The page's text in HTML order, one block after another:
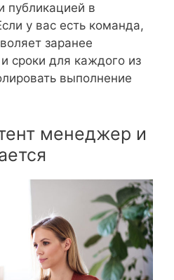
публикацией в
у вас есть команда,
заранее
сроки для каждого из
выполнение
менеджер и